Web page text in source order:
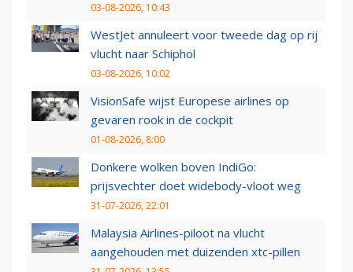
03-08-2026, 10:43
WestJet annuleert voor tweede dag op rij
vlucht naar Schiphol
03-08-2026, 10:02
VisionSafe wijst Europese airlines op
gevaren rook in de cockpit
01-08-2026, 8:00
Donkere wolken boven IndiGo:
prijsvechter doet widebody-vloot weg
31-07-2026, 22:01
Malaysia Airlines-piloot na vlucht
aangehouden met duizenden xtc-pillen